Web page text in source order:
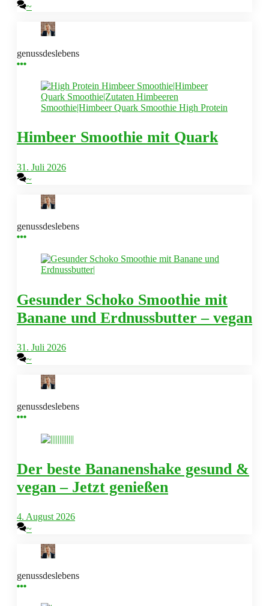
~
genussdeslebens
Himbeer Smoothie mit Quark
31. Juli 2026
~
genussdeslebens
Gesunder Schoko Smoothie mit
Banane und Erdnussbutter – vegan
31. Juli 2026
~
genussdeslebens
Der beste Bananenshake gesund &
vegan – Jetzt genießen
4. August 2026
~
genussdeslebens